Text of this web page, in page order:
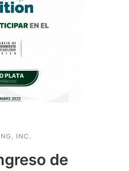
INC.
de